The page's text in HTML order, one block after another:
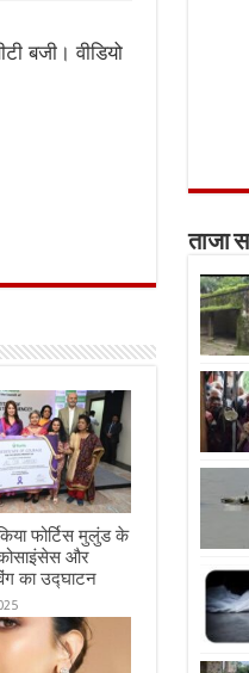
बजी। वीडियो
फोर्टिस मुलुंड के
और
का उद्घाटन
ताजा